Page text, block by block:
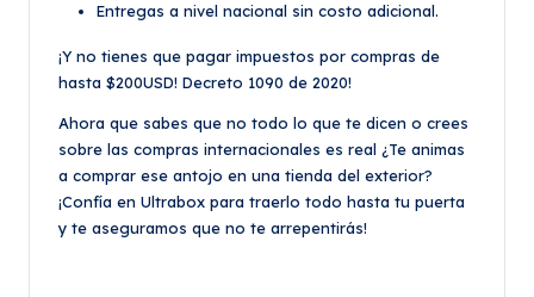
Entregas a nivel nacional sin costo adicional.
¡Y no tienes que pagar impuestos por compras de
hasta $200USD! Decreto 1090 de 2020!
Ahora que sabes que no todo lo que te dicen o crees
sobre las compras internacionales es real ¿Te animas
a comprar ese antojo en una tienda del exterior?
¡Confía en Ultrabox para traerlo todo hasta tu puerta
y te aseguramos que no te arrepentirás!